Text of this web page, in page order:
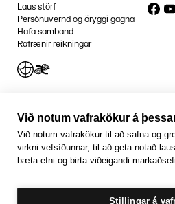
Laus störf
Persónuvernd og öryggi gagna
Hafa samband
Rafrænir reikningar
Jafnlaunavottun
Græn Skref
Við notum vafrakökur á
Við notum vafrakökur til að safna og
virkni vefsíðunnar, til að geta notað
bæta efni og birta viðeigandi
Stillingar á